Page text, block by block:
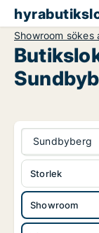
Showroom sökes
Sundbyberg
Showroom
Storlek